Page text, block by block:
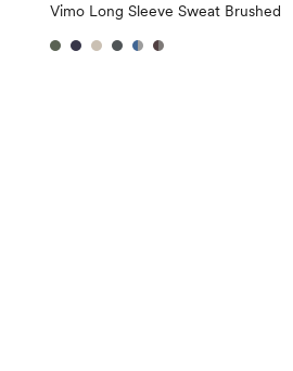
Vimo Long Sleeve Sweat Brushed